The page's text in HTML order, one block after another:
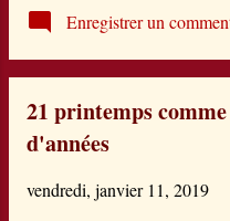
Mais
présence des
regard !). A
pour
surprenant le tout-
marche, c'est
Enregistrer un
21 printemps
d'années
vendredi, janvier 11, 2019